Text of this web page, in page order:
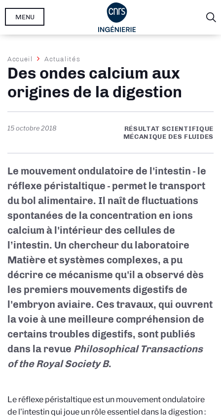
Aller
MENU
Fil
d'Ariane
Accueil Actualités
Des ondes calcium aux
origines de la digestion
15 octobre 2018
RÉSULTAT SCIENTIFIQUE
MÉCANIQUE DES FLUIDES
Le mouvement ondulatoire de l'intestin - le
réflexe péristaltique - permet le transport
du bol alimentaire. Il naît de fluctuations
spontanées de la concentration en ions
calcium à l'intérieur des cellules de
l’intestin. Un chercheur du laboratoire
Matière et systèmes complexes, a pu
décrire ce mécanisme qu'il a observé dès
les premiers mouvements digestifs de
l'embryon aviaire. Ces travaux, qui ouvrent
la voie à une meilleure compréhension de
certains troubles digestifs, sont publiés
dans la revue Philosophical Transactions
of the Royal Society B.
Le réflexe péristaltique est un mouvement ondulatoire
de l'intestin qui joue un rôle essentiel dans la digestion :